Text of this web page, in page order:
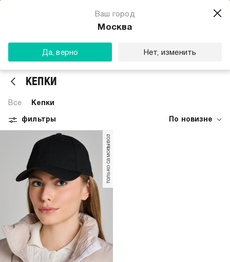
Ваш город
Москва
Да, верно Нет, изменить
КЕПКИ
Все Кепки
По новизне
фильтры
только самовывоз
Магазин одежды для тебя